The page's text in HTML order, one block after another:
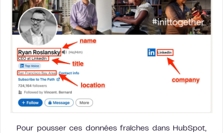
Pour pousser ces données fraîches dans HubSpot,